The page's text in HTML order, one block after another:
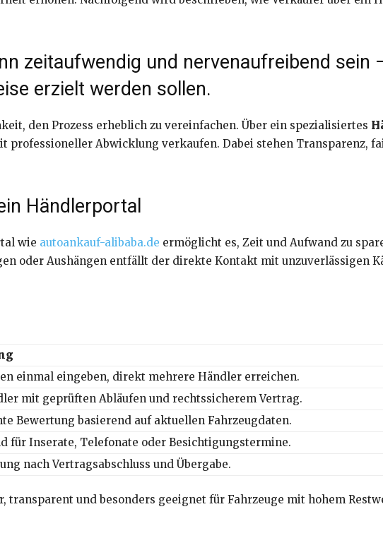
zeitaufwendig und nervenaufreibend sein
erzielt werden sollen.
den Prozess erheblich zu vereinfachen. Über ein spezialisiertes
professioneller Abwicklung verkaufen. Dabei stehen Transparenz,
Händlerportal
wie autoankauf-alibaba.de ermöglicht es, Zeit und Aufwand zu
oder Aushängen entfällt der direkte Kontakt mit unzuverlässigen
einmal eingeben, direkt mehrere Händler erreichen.
mit geprüften Abläufen und rechtssicherem Vertrag.
Bewertung basierend auf aktuellen Fahrzeugdaten.
für Inserate, Telefonate oder Besichtigungstermine.
nach Vertragsabschluss und Übergabe.
transparent und besonders geeignet für Fahrzeuge mit hohem